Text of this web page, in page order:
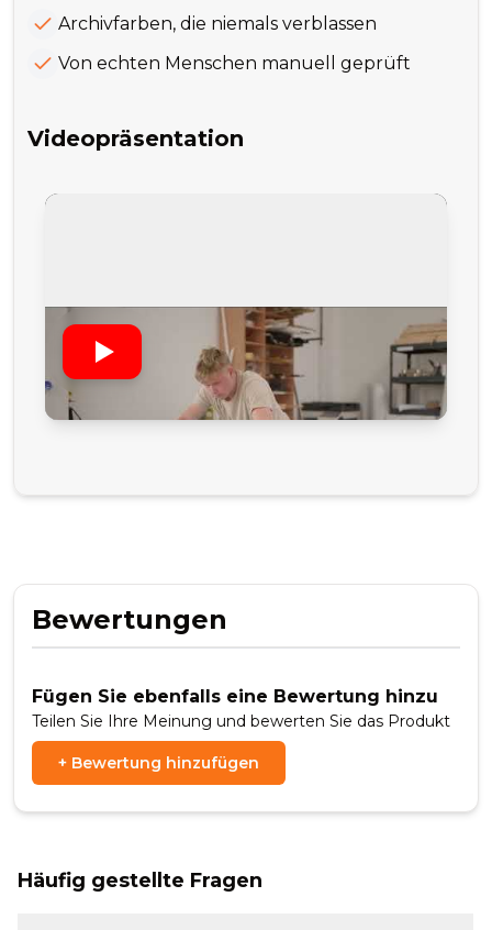
Archivfarben, die niemals verblassen
Von echten Menschen manuell geprüft
Videopräsentation
Bewertungen
Fügen Sie ebenfalls eine Bewertung hinzu
Teilen Sie Ihre Meinung und bewerten Sie das Produkt
+ Bewertung hinzufügen
Häufig gestellte Fragen